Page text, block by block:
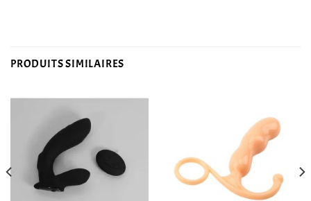
PRODUITS SIMILAIRES